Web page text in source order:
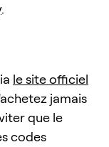
.
le site officiel
jamais
que le
codes